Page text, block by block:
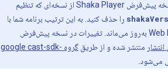
می‌کند. توصیه می‌کنیم وقتی نسخه پیش‌فرض Shaka Player از نسخه‌ای که تنظیم
را حذف کنید. به این ترتیب برنامه شما با
آخرین تغییرات Web Receiver SDK به‌روز می‌ماند. تغییرات در نسخه پیش‌فرض
منتشر شده و از طریق
گروه google cast-sdk-
می‌شود.